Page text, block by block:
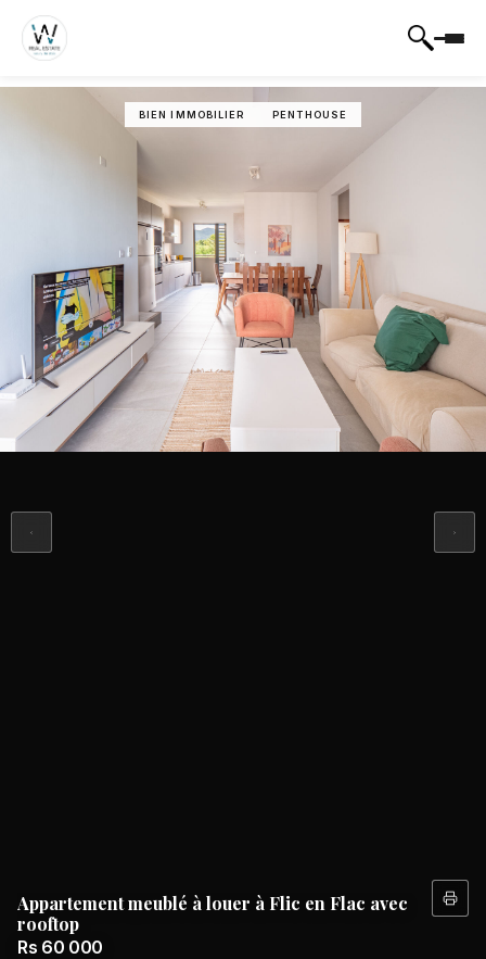
BIEN IMMOBILIER PENTHOUSE
Appartement meublé à louer à Flic en Flac avec
rooftop
Rs 60 000